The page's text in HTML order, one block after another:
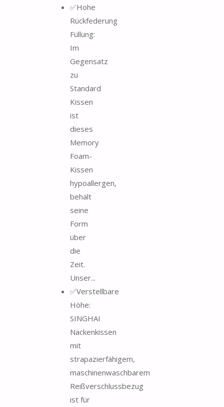
✅Hohe
Rückfederung
Füllung:
Im
Gegensatz
zu
Standard
Kissen
ist
dieses
Memory
Foam-
Kissen
hypoallergen,
behält
seine
Form
über
die
Zeit.
Unser...
✅Verstellbare
Höhe:
SINGHAI
Nackenkissen
mit
strapazierfähigem,
maschinenwaschbarem
Reißverschlussbezug
ist für